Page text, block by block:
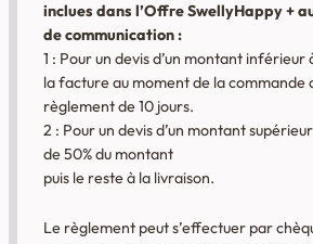
inclues dans l’Offre SwellyHappy +
de communication :
1 : Pour un devis d’un montant
la facture au moment de la commande
règlement de 10 jours.
2 : Pour un devis d’un montant
de 50% du montant
puis le reste à la livraison.
Le règlement peut s’effectuer par